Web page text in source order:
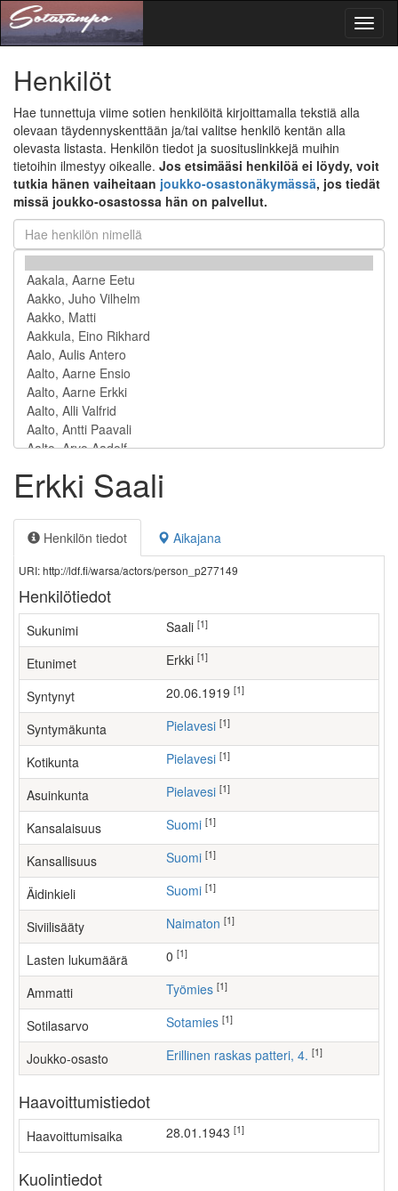
Henkilöt
Hae tunnettuja viime sotien henkilöitä kirjoittamalla tekstiä alla
olevaan täydennyskenttään ja/tai valitse henkilö kentän alla
olevasta listasta. Henkilön tiedot ja suosituslinkkejä muihin
tietoihin ilmestyy oikealle. Jos etsimääsi henkilöä ei löydy, voit
tutkia hänen vaiheitaan joukko-osastonäkymässä, jos tiedät
missä joukko-osastossa hän on palvellut.
Erkki Saali
Henkilön tiedot Aikajana
URI: http://ldf.fi/warsa/actors/person_p277149
Henkilötiedot
Sukunimi Saali [1]
Etunimet Erkki [1]
Syntynyt 20.06.1919 [1]
Syntymäkunta Pielavesi [1]
Kotikunta Pielavesi [1]
Asuinkunta Pielavesi [1]
Kansalaisuus Suomi [1]
Kansallisuus Suomi [1]
Äidinkieli Suomi [1]
Siviilisääty Naimaton [1]
Lasten lukumäärä [1]
Ammatti työmies [1]
Sotilasarvo Sotamies [1]
Joukko-osasto Erillinen raskas patteri, 4. [1]
Haavoittumistiedot
Haavoittumisaika 28.01.1943 [1]
Kuolintiedot